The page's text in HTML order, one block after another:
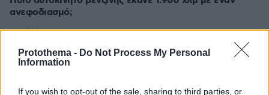
Protothema - Do Not Process My Personal
Information
If you wish to opt-out of the sale, sharing to third parties, or
ανεφοδιασμό;
φάνηκαν τα θεμέλια αρχαίας γέφυρας του Μεγάλου
Κωνσταντίνου, δείτε φωτογραφίες
πριν 14 λεπτά
πριν 14 λεπτά